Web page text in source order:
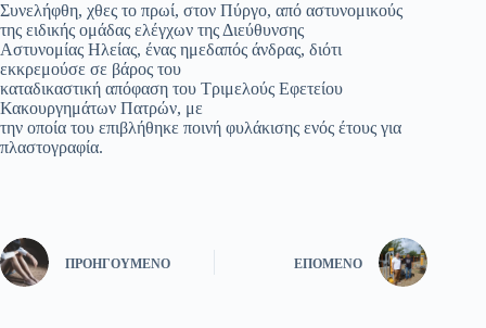
Συνελήφθη, χθες το πρωί, στον Πύργο, από αστυνομικούς
της ειδικής ομάδας ελέγχων της Διεύθυνσης
Αστυνομίας Ηλείας, ένας ημεδαπός άνδρας, διότι
εκκρεμούσε σε βάρος του
καταδικαστική απόφαση του Τριμελούς Εφετείου
Κακουργημάτων Πατρών, με
την οποία του επιβλήθηκε ποινή φυλάκισης ενός έτους για
πλαστογραφία.
ΠΡΟΗΓΟΎΜΕΝΟ ΕΠΌΜΕΝΟ